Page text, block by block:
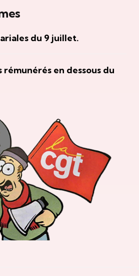
du 9 juillet.
rémunérés en dessous du